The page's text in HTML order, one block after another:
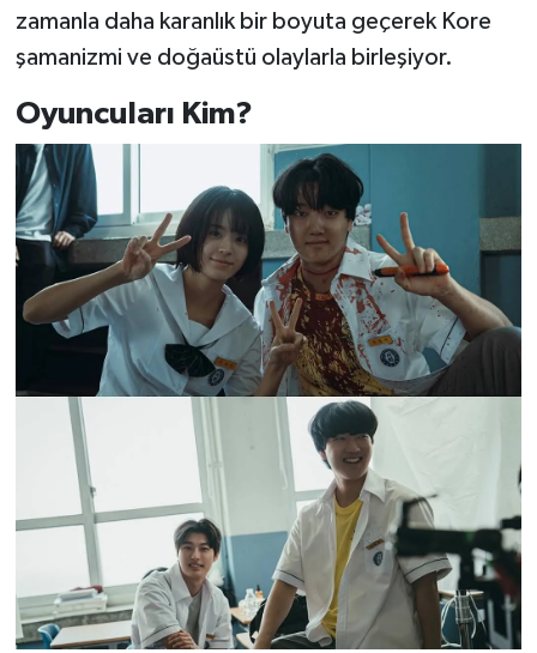
zamanla daha karanlık bir boyuta geçerek Kore
şamanizmi ve doğaüstü olaylarla birleşiyor.
Oyuncuları Kim?